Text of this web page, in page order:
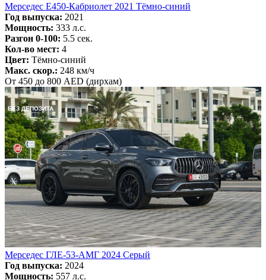
Мерседес E450-Кабриолет 2021 Тёмно-синий
Год выпуска: 2021
Мощность: 333 л.с.
Разгон 0-100: 5.5 сек.
Кол-во мест: 4
Цвет: Тёмно-синий
Макс. скор.: 248 км/ч
От 450 до 800 AED (дирхам)
БЕЗ ДЕПОЗИТА
Мерседес ГЛЕ-53-АМГ 2024 Серый
Год выпуска: 2024
Мощность: 557 л.с.